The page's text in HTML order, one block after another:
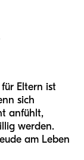
Eltern ist
sich
anfühlt,
werden.
am Leben